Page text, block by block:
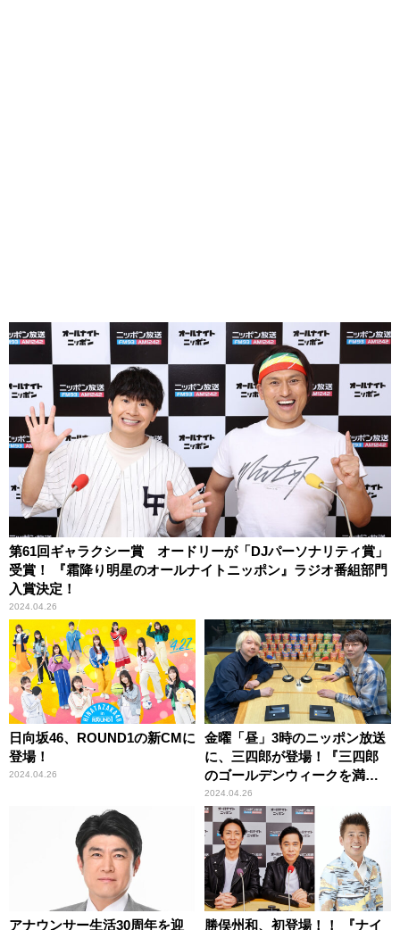
第61回ギャラクシー賞 オードリーが「DJパーソナリティ賞」
受賞！ 『霜降り明星のオールナイトニッポン』ラジオ番組部門
入賞決定！
2024.04.26
日向坂46、ROUND1の新CMに
登場！
2024.04.26
金曜「昼」3時のニッポン放送
に、三四郎が登場！『三四郎
のゴールデンウィークを満た
したい！』 （コメントあ
り）
2024.04.26
アナウンサー生活30周年を迎 勝俣州和、初登場！！ 『ナイ